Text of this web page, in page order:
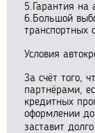
5.Гарантия на
6.Большой
транспортных
Условия
За счёт того,
партнёрами,
кредитных
оформлении
заставит